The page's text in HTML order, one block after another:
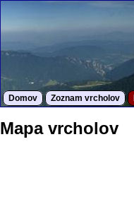
Domov Zoznam vrcholov
Mapa vrcholov